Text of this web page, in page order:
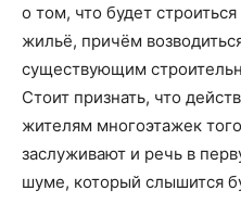
о том, что будет
жильё, причём
существующим
Стоит признать, что
жителям многоэтажек
заслуживают и речь в
шуме, который слышится